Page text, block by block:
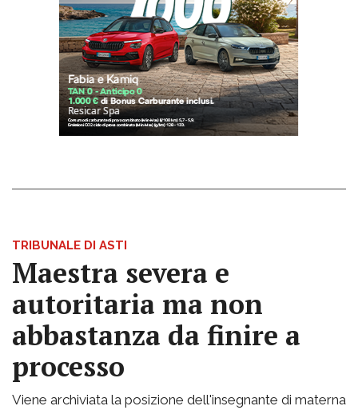
TRIBUNALE DI ASTI
Maestra severa e
autoritaria ma non
abbastanza da finire a
processo
Viene archiviata la posizione dell'insegnante di materna